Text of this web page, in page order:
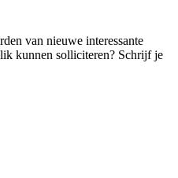
van nieuwe interessante
kunnen solliciteren? Schrijf je